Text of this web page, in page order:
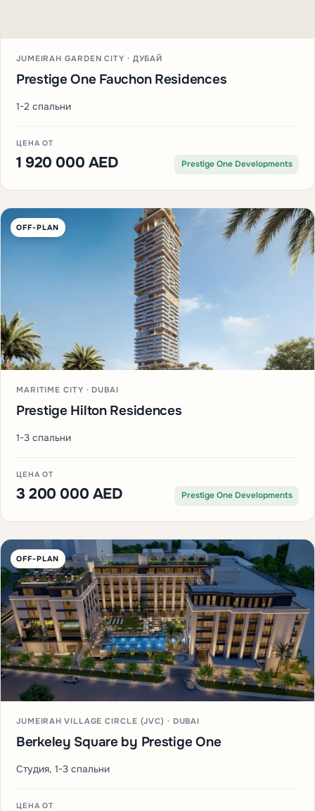
JUMEIRAH GARDEN CITY · ДУБАЙ
Prestige One Fauchon Residences
1-2 спальни
ЦЕНА ОТ
1 920 000 AED Prestige One Developments
OFF-PLAN
MARITIME CITY · DUBAI
Prestige Hilton Residences
1-3 спальни
ЦЕНА ОТ
3 200 000 AED Prestige One Developments
OFF-PLAN
JUMEIRAH VILLAGE CIRCLE (JVC) · DUBAI
Berkeley Square by Prestige One
Студия, 1-3 спальни
ЦЕНА ОТ